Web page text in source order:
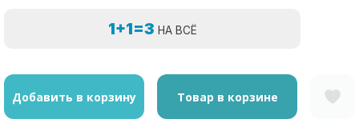
Адреса магазинов
1+1=3 НА ВСЁ
Добавить в корзину Товар в корзине